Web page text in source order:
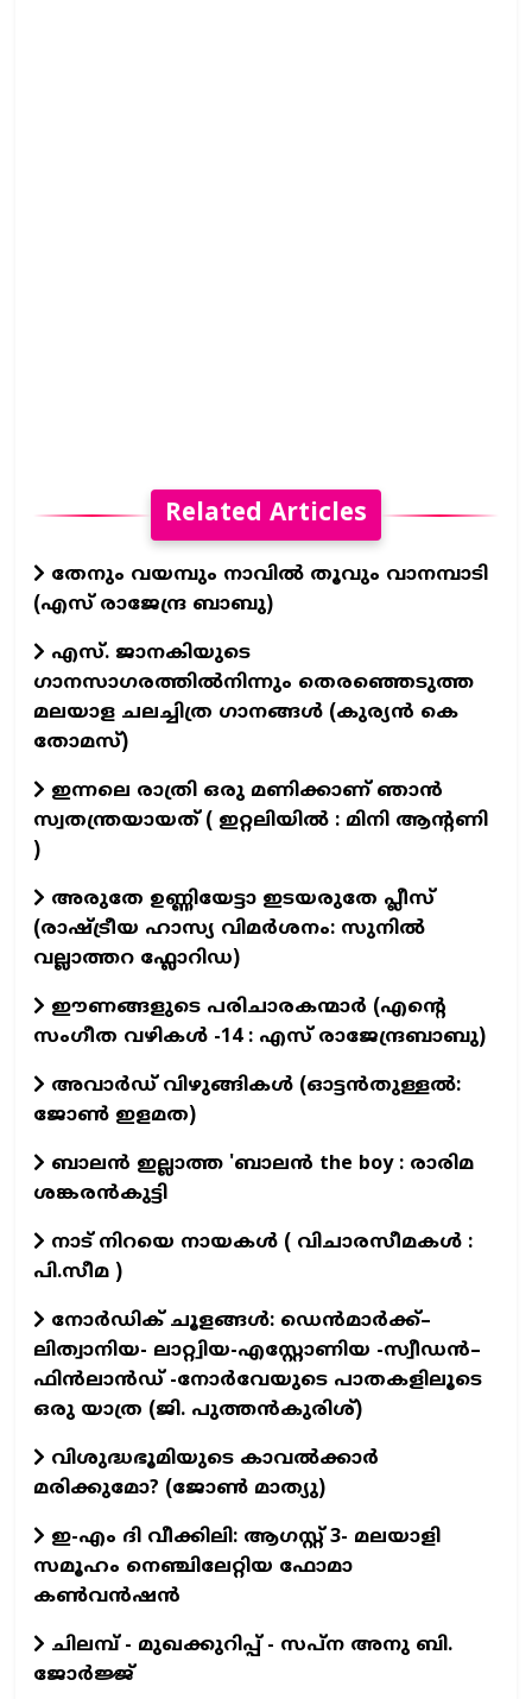
Related Articles
തേനും വയമ്പും നാവിൽ തൂവും വാനമ്പാടി
(എസ് രാജേന്ദ്ര ബാബു)
എസ്. ജാനകിയുടെ
ഗാനസാഗരത്തിൽനിന്നും തെരഞ്ഞെടുത്ത
മലയാള ചലച്ചിത്ര ഗാനങ്ങൾ (കുര്യൻ കെ
തോമസ്)
ഇന്നലെ രാത്രി ഒരു മണിക്കാണ് ഞാൻ
സ്വതന്ത്രയായത് ( ഇറ്റലിയിൽ : മിനി ആന്റണി
)
അരുതേ ഉണ്ണിയേട്ടാ ഇടയരുതേ പ്ലീസ്
(രാഷ്ട്രീയ ഹാസ്യ വിമർശനം: സുനിൽ
വല്ലാത്തറ ഫ്ലോറിഡ)
ഈണങ്ങളുടെ പരിചാരകന്മാര്‍ (എന്‍റെ
സംഗീത വഴികള്‍ -14 : എസ് രാജേന്ദ്രബാബു)
അവാർഡ് വിഴുങ്ങികൾ (ഓട്ടൻതുള്ളൽ:
ജോൺ ഇളമത)
ബാലൻ ഇല്ലാത്ത 'ബാലൻ the boy : രാരിമ
ശങ്കരൻകുട്ടി
നാട് നിറയെ നായകൾ ( വിചാരസീമകൾ :
പി.സീമ )
നോർഡിക് ചൂളങ്ങൾ: ഡെൻമാർക്ക്–
ലിത്വാനിയ- ലാറ്റ്വിയ-എസ്റ്റോണിയ -സ്വീഡൻ–
ഫിൻലാൻഡ് -നോർവേയുടെ പാതകളിലൂടെ
ഒരു യാത്ര (ജി. പുത്തൻകുരിശ്)
വിശുദ്ധഭൂമിയുടെ കാവല്‍ക്കാര്‍
മരിക്കുമോ? (ജോണ്‍ മാത്യു)
ഇ-എം ദി വീക്കിലി: ആഗസ്റ്റ് 3- മലയാളി
സമൂഹം നെഞ്ചിലേറ്റിയ ഫോമാ
കൺവൻഷൻ
ചിലമ്പ് - മുഖക്കുറിപ്പ് - സപ്ന അനു ബി.
ജോർജ്ജ്